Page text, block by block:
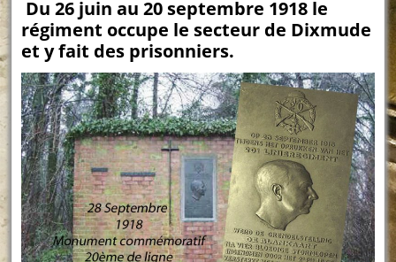
Du 26 juin au 20 septembre 1918 le
régiment occupe le secteur de Dixmude
et y fait des prisonniers.